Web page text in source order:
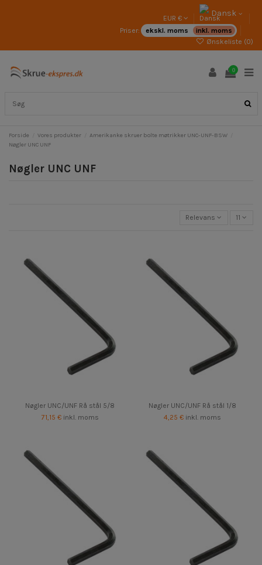
EUR € Dansk
Priser: ekskl. moms
inkl. moms
Ønskeliste (0)
0
Forside Vores produkter
Amerikanke skruer bolte møtrikker UNC-UNF-BSW
Nøgler UNC UNF
Nøgler UNC UNF
Relevans 11
Nøgler UNC/UNF Rå stål 5/8
71,15 € inkl. moms
Nøgler UNC/UNF Rå stål 1/8
4,25 € inkl. moms